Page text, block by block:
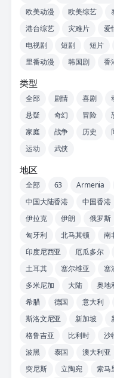
欧美动漫
欧美综艺
港台综艺
灾难片 爱
电视剧
短剧 短片
里番动漫
韩国剧 香
类型
全部 剧情 喜剧
悬疑
奇幻 冒险
家庭
战争 历史
运动
武侠
地区
全部 63 Armenia
中国大陆香港
中国香港
伊拉克
伊朗 俄罗斯
匈牙利
北马其顿 南
印度尼西亚
厄瓜多尔
土耳其
塞尔维亚 塞
多米尼加
大陆 奥地
希腊
德国 意大利
斯洛文尼亚
新加坡
格鲁吉亚
比利时 沙
波黑
泰国 澳大利亚
突尼斯
立陶宛 索马